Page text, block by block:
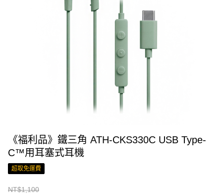
《福利品》鐵三角 ATH-CKS330C USB Type-
C™用耳塞式耳機
超取免運費
NT$1,100